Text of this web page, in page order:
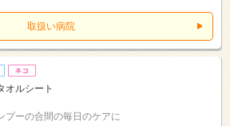
取扱い病院
オルシート
プーの合間の毎日のケアに